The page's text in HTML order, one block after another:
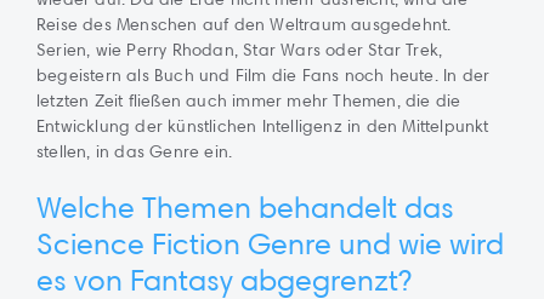
Reise des Menschen auf den Weltraum ausgedehnt.
Serien, wie Perry Rhodan, Star Wars oder Star Trek,
begeistern als Buch und Film die Fans noch heute. In der
letzten Zeit fließen auch immer mehr Themen, die die
Entwicklung der künstlichen Intelligenz in den Mittelpunkt
stellen, in das Genre ein.
Welche Themen behandelt das
Science Fiction Genre und wie wird
es von Fantasy abgegrenzt?